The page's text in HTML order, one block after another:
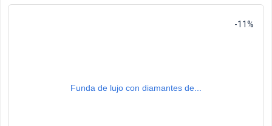
Funda de lujo con diamantes de...
-11%